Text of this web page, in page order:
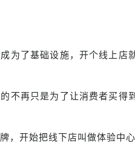
为了基础设施，开个线上店
不再只是为了让消费者买得
，开始把线下店叫做体验中心